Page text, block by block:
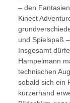
– den
Kinect
und Spielspaß
Insgesamt
Hampelmann
technischen
sobald sich ein
kurzerhand